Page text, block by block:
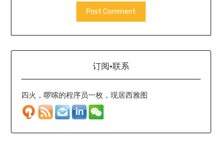
订阅·联系
四火，啰嗦的程序员一枚，现居西雅图